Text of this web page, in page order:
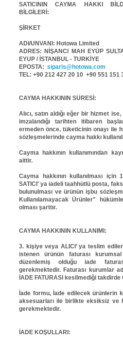
SATICININ CAYMA HAKKI
BİLGİLERİ:
ŞİRKET
ADI/UNVANI: Hotowa Limited
ADRES: NİŞANCI MAH EYÜP
EYUP / İSTANBUL - TURKİYE
EPOSTA: siparis@hotowa.com
TEL: +90 212 427 20 10 +90 551 151
CAYMA HAKKININ SÜRESİ:
Alıcı, satın aldığı eğer bir hizmet
imzalandığı tarihten itibaren
ermeden önce, tüketicinin onayı ile
sözleşmelerinde cayma hakkı
Cayma hakkının kullanımından
aittir.
Cayma hakkının kullanılması
SATICI' ya iadeli taahhütlü posta,
bulunulması ve ürünün işbu
Kullanılamayacak Ürünler"
olması şarttır.
CAYMA HAKKININ KULLANIMI:
3. kişiye veya ALICI’ ya teslim
istenen ürünün faturası
düzenlemiş olduğu iade
gerekmektedir. Faturası kurumlar
İADE FATURASI kesilmediği
İade formu, İade edilecek ürünlerin
aksesuarları ile birlikte eksiksiz ve
gerekmektedir.
İADE KOŞULLARI: